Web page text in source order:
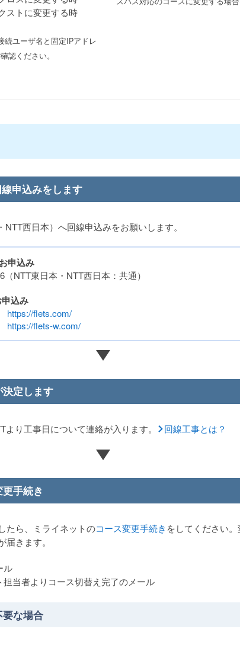
ストに変更する時
続ユーザ名と固定IPアドレ
認ください。
線申込みをします
NTT西日本）へ回線申込みをお願いします。
申込み
（NTT東日本・NTT西日本：共通）
込み
https://flets.com/
https://flets-w.com/
決定します
より工事日について連絡が入ります。 回線工事とは？
更手続き
たら、ミライネットのコース変更手続き をしてください
きます。
ル
担当者よりコース切替え完了のメール
な場合